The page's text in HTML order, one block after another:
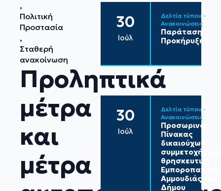
Πολιτική
Προστασία
Σταθερή
ανακοίνωση
Προληπτικά
μέτρα
και
μέτρα
30
Ιούλ
Δελτία τύπου -
Ανακοινώσεις
Παράταση
Προκήρυξης
30
Ιούλ
Δελτία τύπου -
Ανακοινώσεις
Προσωρινός
Πίνακας
δικαιούχων
συμμετοχής
θρησκευτική
Αμμουδιάς του
Δήμου